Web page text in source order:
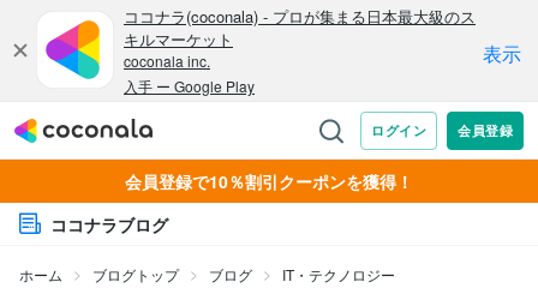
会員登録で10％割引クーポンを獲得！
ココナラブログ
ホーム ブログトップ ブログ IT・テクノロジー